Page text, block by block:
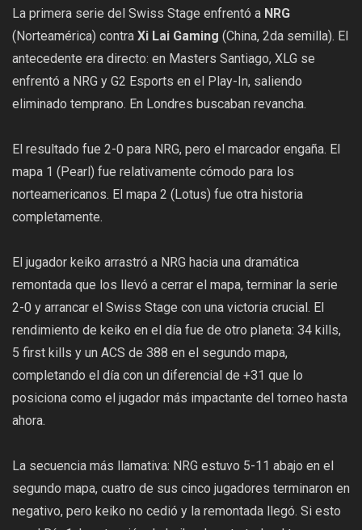
La primera serie del Swiss Stage enfrentó a NRG
(Norteamérica) contra Xi Lai Gaming (China, 2da semilla). El
antecedente era directo: en Masters Santiago, XLG se
enfrentó a NRG y G2 Esports en el Play-In, saliendo
eliminado temprano. En Londres buscaban revancha.
El resultado fue 2-0 para NRG, pero el marcador engaña. El
mapa 1 (Pearl) fue relativamente cómodo para los
norteamericanos. El mapa 2 (Lotus) fue otra historia
completamente.
El jugador keiko arrastró a NRG hacia una dramática
remontada que los llevó a cerrar el mapa, terminar la serie
2-0 y arrancar el Swiss Stage con una victoria crucial. El
rendimiento de keiko en el día fue de otro planeta: 34 kills,
5 first kills y un ACS de 388 en el segundo mapa,
completando el día con un diferencial de +31 que lo
posiciona como el jugador más impactante del torneo hasta
ahora.
La secuencia más llamativa: NRG estuvo 5-11 abajo en el
segundo mapa, cuatro de sus cinco jugadores terminaron en
negativo, pero keiko no cedió y la remontada llegó. Si esto